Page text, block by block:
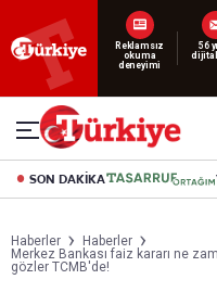
abonelik
SON DAKİKA
Haberler
Haberler
Merkez Bankası faiz kararı ne
gözler TCMB'de!